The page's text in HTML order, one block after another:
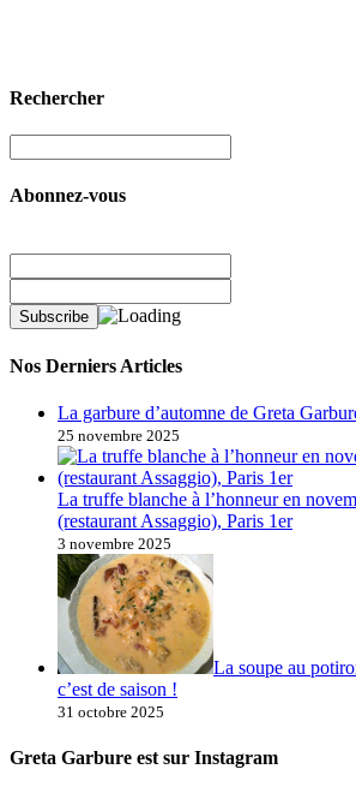
Rechercher
Abonnez-vous
Nos Derniers Articles
La garbure d’automne de Greta
25 novembre 2025
La truffe blanche à l’honneur en
(restaurant Assaggio), Paris 1er
3 novembre 2025
La soupe au
c’est de saison !
31 octobre 2025
Greta Garbure est sur Instagram